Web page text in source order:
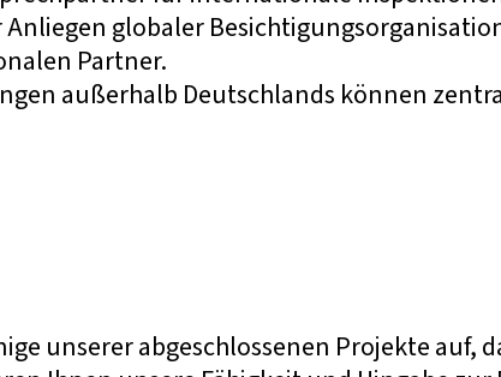
globaler
Partner.
außerhalb Deutschlands können
unserer abgeschlossenen Projekte